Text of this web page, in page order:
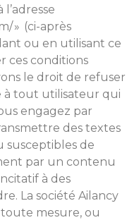
» (ci-après
ou en utilisant ce
ces conditions
le droit de refuser
à tout utilisateur qui
engagez par
des textes
susceptibles de
par un contenu
à des
La société Ailancy
mesure, ou